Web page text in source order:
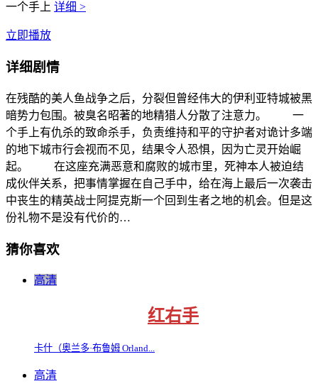
一个手上 详细 >
立即播放
详细剧情
在残酷的美人鱼战争之后，分裂但曾经伟大的伊利亚特城被黑
暗势力包围。被臭名昭著的地精猎人分散了注意力。 一
个手上有仇杀的致命杀手，负责维持和平的守护者对诡计多端
的地下城市行会视而不见，结果令人恐惧，因为亡灵开始崛
起。 在这座充满恶意和腐败的城市里，死神本人被迫结
成伙伴关系，把事情掌握在自己手中，给在海上最后一次袭击
中丧生的精英战士阿提克斯一个回到生者之地的机会。但是这
份礼物不是没有代价的…
猜你喜欢
高清
红右手
卡什（奥兰多·布鲁姆 Orland...
高清